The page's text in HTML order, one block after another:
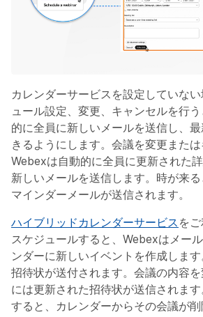
カレンダーサービスを設定していな
ュール設定、変更、キャンセルを行
的に全員に新しいメールを送信し、
きるようにします。会議を変更または
Webexは自動的に全員に更新された
新しいメールを送信します。時が来
マインダーメールが送信されます。
ハイブリッドカレンダーサービス を
スケジュールすると、Webexはメー
ンダーに新しいイベントを作成しま
招待状が送付されます。会議の内容
には更新された招待状が送信されま
すると、カレンダーからその会議が